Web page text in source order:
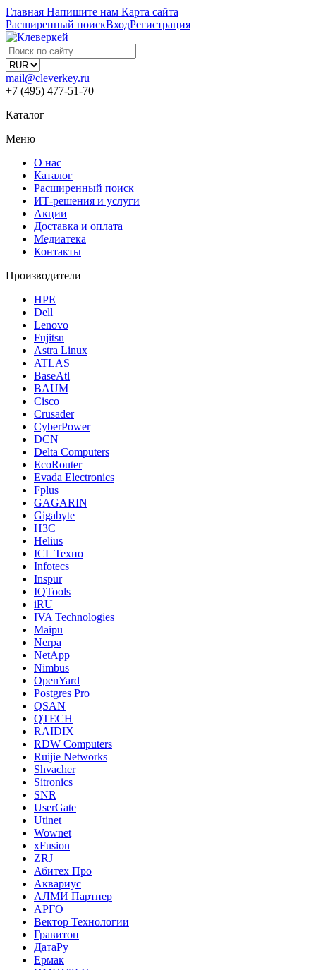
Главная Напишите нам Карта сайта
Расширенный поискВходРегистрация
mail@cleverkey.ru
+7 (495) 477-51-70
Каталог
Меню
О нас
Каталог
Расширенный поиск
ИТ-решения и услуги
Акции
Доставка и оплата
Медиатека
Контакты
Производители
HPE
Dell
Lenovo
Fujitsu
Astra Linux
ATLAS
BaseAtl
BAUM
Cisco
Crusader
CyberPower
DCN
Delta Computers
EcoRouter
Evada Electronics
Fplus
GAGARIN
Gigabyte
H3C
Helius
ICL Техно
Infotecs
Inspur
IQTools
iRU
IVA Technologies
Maipu
Nerpa
NetApp
Nimbus
OpenYard
Postgres Pro
QSAN
QTECH
RAIDIX
RDW Computers
Ruijie Networks
Shvacher
Sitronics
SNR
UserGate
Utinet
Wownet
xFusion
ZRJ
Абитех Про
Аквариус
АЛМИ Партнер
АРГО
Вектор Технологии
Гравитон
ДатаРу
Ермак